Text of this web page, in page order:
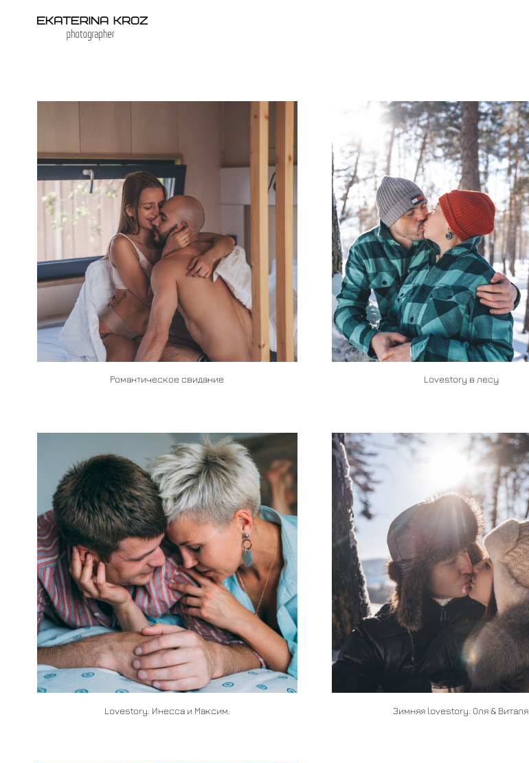
Романтическое свидание Lovestory в лесу
Lovestory. Инесса и Максим. Зимняя lovestory. Оля & Виталя.